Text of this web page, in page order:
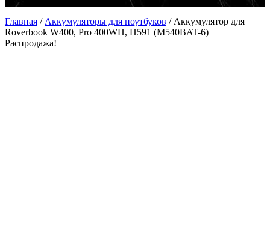
Главная / Аккумуляторы для ноутбуков / Аккумулятор для
Roverbook W400, Pro 400WH, H591 (M540BAT-6)
Распродажа!